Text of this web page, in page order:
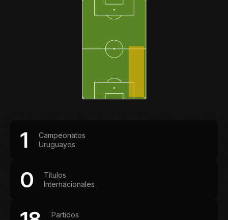
1
Campeonatos
Uruguayos
0
Títulos
Internacionales
Partidos